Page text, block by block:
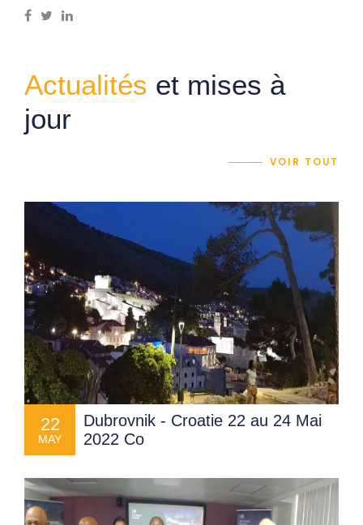
Actualités et mises à
jour
VOIR TOUT
22
MAY
Dubrovnik - Croatie 22 au 24 Mai
2022 Co